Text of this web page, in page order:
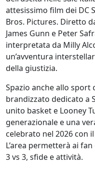
attesissimo film dei DC
Bros. Pictures. Diretto
James Gunn e Peter
interpretata da Milly
un’avventura
della giustizia.
Spazio anche allo sport
brandizzato dedicato a
unito basket e Looney
generazionale e una
celebrato nel 2026 con
L’area permetterà ai
3 vs 3, sfide e attività.